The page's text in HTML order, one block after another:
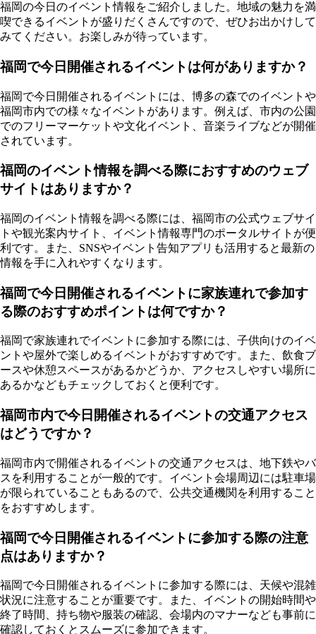
福岡の今日のイベント情報をご紹介しました。地域の魅力を満
喫できるイベントが盛りだくさんですので、ぜひお出かけして
みてください。お楽しみが待っています。
福岡で今日開催されるイベントは何がありますか？
福岡で今日開催されるイベントには、博多の森でのイベントや
福岡市内での様々なイベントがあります。例えば、市内の公園
でのフリーマーケットや文化イベント、音楽ライブなどが開催
されています。
福岡のイベント情報を調べる際におすすめのウェブ
サイトはありますか？
福岡のイベント情報を調べる際には、福岡市の公式ウェブサイ
トや観光案内サイト、イベント情報専門のポータルサイトが便
利です。また、SNSやイベント告知アプリも活用すると最新の
情報を手に入れやすくなります。
福岡で今日開催されるイベントに家族連れで参加す
る際のおすすめポイントは何ですか？
福岡で家族連れでイベントに参加する際には、子供向けのイベ
ントや屋外で楽しめるイベントがおすすめです。また、飲食ブ
ースや休憩スペースがあるかどうか、アクセスしやすい場所に
あるかなどもチェックしておくと便利です。
福岡市内で今日開催されるイベントの交通アクセス
はどうですか？
福岡市内で開催されるイベントの交通アクセスは、地下鉄やバ
スを利用することが一般的です。イベント会場周辺には駐車場
が限られていることもあるので、公共交通機関を利用すること
をおすすめします。
福岡で今日開催されるイベントに参加する際の注意
点はありますか？
福岡で今日開催されるイベントに参加する際には、天候や混雑
状況に注意することが重要です。また、イベントの開始時間や
終了時間、持ち物や服装の確認、会場内のマナーなども事前に
確認しておくとスムーズに参加できます。